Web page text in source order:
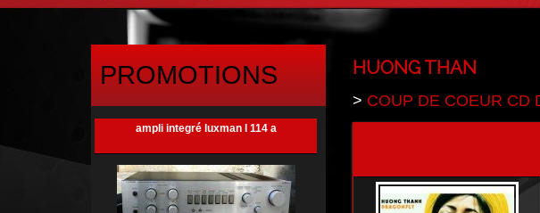
PROMOTIONS
ampli integré luxman l 114 a
HUONG THAN
> COUP DE COEUR CD